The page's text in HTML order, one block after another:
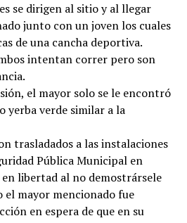
se dirigen al sitio y al llegar
junto con un joven los cuales
de una cancha deportiva.
intentan correr pero son
el mayor solo se le encontró
yerba verde similar a la
trasladados a las instalaciones
Pública Municipal en
libertad al no demostrársele
mayor mencionado fue
en espera de que en su